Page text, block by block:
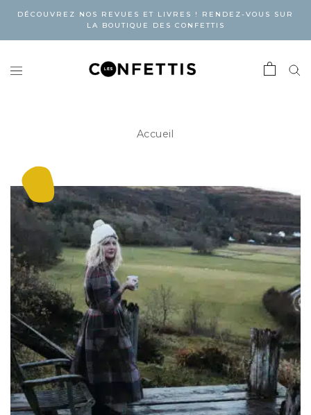
DÉCOUVREZ NOS REVUES ET LIVRES ! RENDEZ-VOUS SUR
LA BOUTIQUE DES CONFETTIS
Accueil